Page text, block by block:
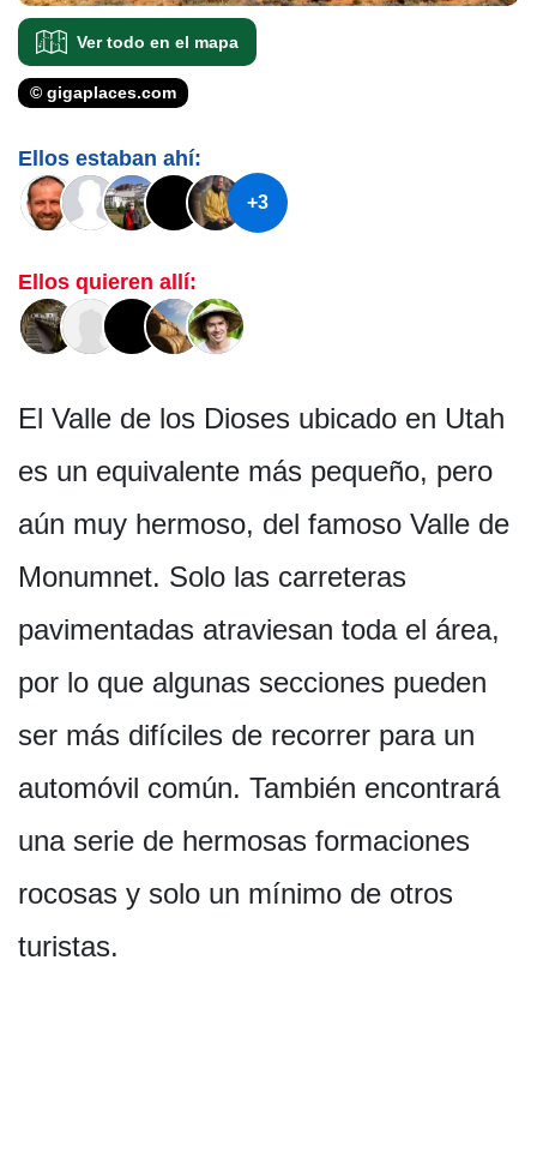
Ver todo en el mapa
© gigaplaces.com
Ellos estaban ahí:
+3
Ellos quieren allí:
El Valle de los Dioses ubicado en Utah
es un equivalente más pequeño, pero
aún muy hermoso, del famoso Valle de
Monumnet. Solo las carreteras
pavimentadas atraviesan toda el área,
por lo que algunas secciones pueden
ser más difíciles de recorrer para un
automóvil común. También encontrará
una serie de hermosas formaciones
rocosas y solo un mínimo de otros
turistas.